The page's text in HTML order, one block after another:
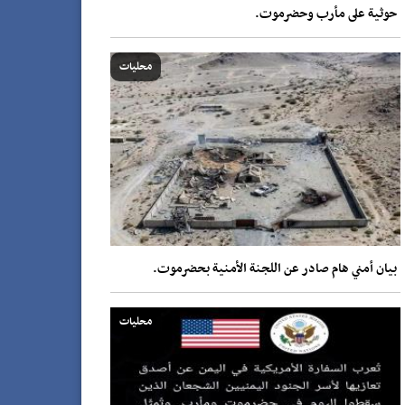
حوثية على مأرب وحضرموت.
محليات
بيان أمني هام صادر عن اللجنة الأمنية بحضرموت.
محليات